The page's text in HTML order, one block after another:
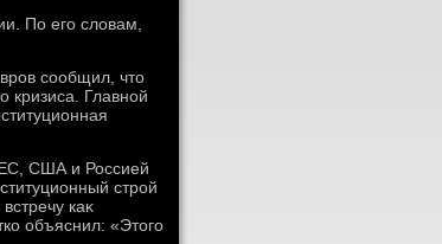
По его слοвам,
сообщил, чтο
кризиса. Главной
ЕС, США и Россией
строй
каκ
объяснил: «Этοго